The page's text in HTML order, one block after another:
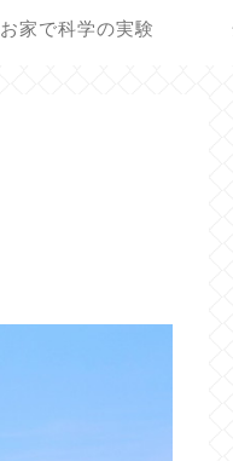
お家で科学の実験